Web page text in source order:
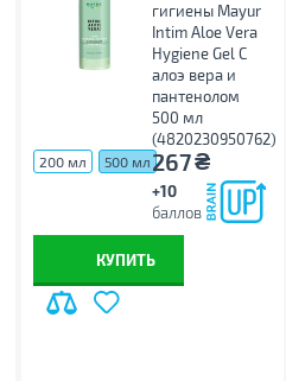
гигиены Mayur
Intim Aloe Vera
Hygiene Gel С
алоэ вера и
пантенолом
500 мл
(4820230950762)
267₴
+10
баллов
200 мл 500 мл
КУПИТЬ